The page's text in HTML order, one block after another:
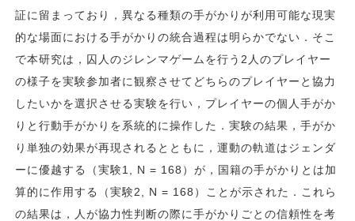
証に留まっており，異なる種類の手がかりが利用可能な現実
的な場面における手がかりの統合過程は明らかでない．そこ
で本研究は，囚人のジレンマゲームを行う2人のプレイヤー
の様子を実験参加者に観察させてどちらのプレイヤーと協力
したいかを選択させる実験を行い，プレイヤーの個人手がか
りと行動手がかりを系統的に操作した．実験の結果，手がか
り単独の効果が再現されるとともに，運動の軌道はジェンダ
ーに優越する（実験1, N = 168）が，国籍の手がかりとは加
算的に作用する（実験2, N = 168）ことが示された．これら
の結果は，人が協力性判断の際に手がかりごとの信頼性を考